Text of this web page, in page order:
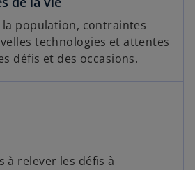
population, contraintes
technologies et attentes
défis et des occasions.
à relever les défis à